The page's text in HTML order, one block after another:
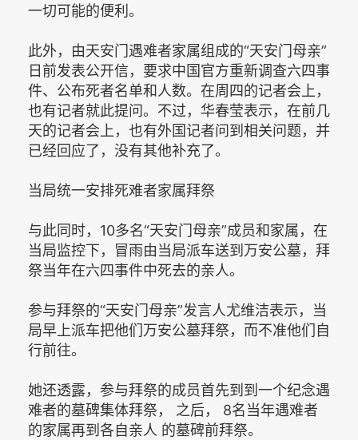
一切可能的便利。
此外，由天安门遇难者家属组成的“天安门母亲”
日前发表公开信，要求中国官方重新调查六四事
件、公布死者名单和人数。在周四的记者会上，
也有记者就此提问。不过，华春莹表示，在前几
天的记者会上，也有外国记者问到相关问题，并
已经回应了，没有其他补充了。
当局统一安排死难者家属拜祭
与此同时，10多名“天安门母亲”成员和家属，在
当局监控下，冒雨由当局派车送到万安公墓，拜
祭当年在六四事件中死去的亲人。
参与拜祭的“天安门母亲”发言人尤维洁表示，当
局早上派车把他们万安公墓拜祭，而不准他们自
行前往。
她还透露，参与拜祭的成员首先到到一个纪念遇
难者的墓碑集体拜祭， 之后， 8名当年遇难者
的家属再到各自亲人 的墓碑前拜祭。